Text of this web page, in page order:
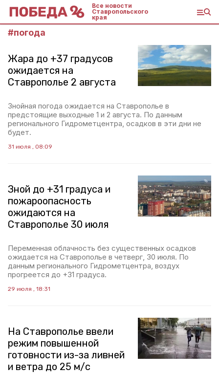
Все новости
Ставропольского
края
#погода
Жара до +37 градусов
ожидается на
Ставрополье 2 августа
Знойная погода ожидается на Ставрополье в
предстоящие выходные 1 и 2 августа. По данным
регионального Гидрометцентра, осадков в эти дни не
будет.
31 июля , 08:09
Зной до +31 градуса и
пожароопасность
ожидаются на
Ставрополье 30 июля
Переменная облачность без существенных осадков
ожидается на Ставрополье в четверг, 30 июля. По
данным регионального Гидрометцентра, воздух
прогреется до +31 градуса.
29 июля , 18:31
На Ставрополье ввели
режим повышенной
готовности из-за ливней
и ветра до 25 м/с